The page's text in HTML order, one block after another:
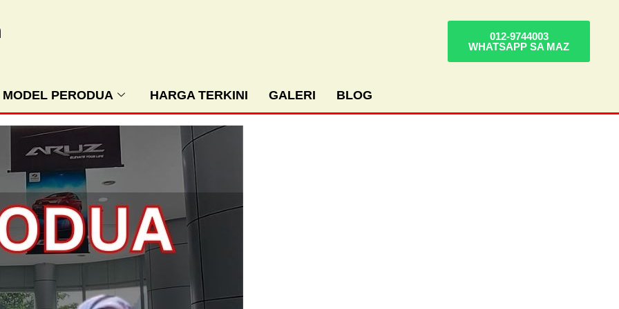
012-9744003
WHATSAPP SA MAZ
MODEL PERODUA HARGA TERKINI GALERI BLOG